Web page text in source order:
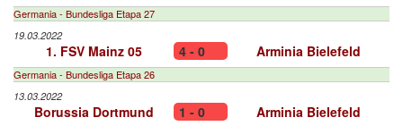
Germania - Bundesliga Etapa 27
19.03.2022
1. FSV Mainz 05 4 - 0 Arminia Bielefeld
Germania - Bundesliga Etapa 26
13.03.2022
Borussia Dortmund 1 - 0 Arminia Bielefeld